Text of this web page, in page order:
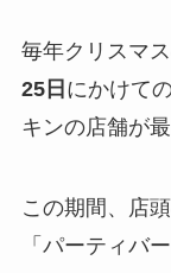
毎年クリスマ
25日 にかけて
キンの店舗が
この期間、店
「パーティバ